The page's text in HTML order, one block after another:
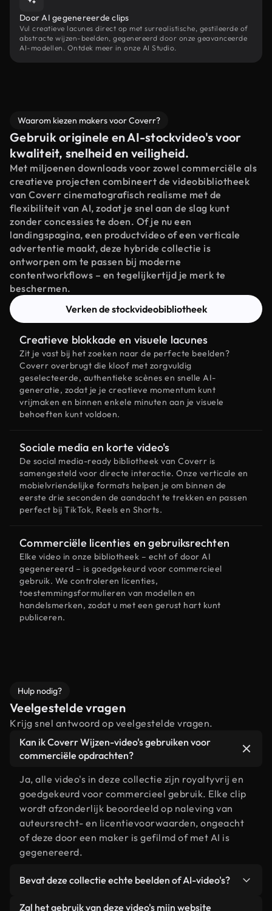
Door AI gegenereerde clips
Vul creatieve lacunes direct op met surrealistische, gestileerde of
abstracte wijzen-beelden, gegenereerd door onze geavanceerde
AI-modellen. Ontdek meer in onze AI Studio.
Waarom kiezen makers voor Coverr?
Gebruik originele en AI-stockvideo's voor
kwaliteit, snelheid en veiligheid.
Met miljoenen downloads voor zowel commerciële als
creatieve projecten combineert de videobibliotheek
van Coverr cinematografisch realisme met de
flexibiliteit van AI, zodat je snel aan de slag kunt
zonder concessies te doen. Of je nu een
landingspagina, een productvideo of een verticale
advertentie maakt, deze hybride collectie is
ontworpen om te passen bij moderne
contentworkflows – en tegelijkertijd je merk te
beschermen.
Verken de stockvideobibliotheek
Creatieve blokkade en visuele lacunes
Zit je vast bij het zoeken naar de perfecte beelden?
Coverr overbrugt die kloof met zorgvuldig
geselecteerde, authentieke scènes en snelle AI-
generatie, zodat je je creatieve momentum kunt
vrijmaken en binnen enkele minuten aan je visuele
behoeften kunt voldoen.
Sociale media en korte video's
De social media-ready bibliotheek van Coverr is
samengesteld voor directe interactie. Onze verticale en
mobielvriendelijke formats helpen je om binnen de
eerste drie seconden de aandacht te trekken en passen
perfect bij TikTok, Reels en Shorts.
Commerciële licenties en gebruiksrechten
Elke video in onze bibliotheek – echt of door AI
gegenereerd – is goedgekeurd voor commercieel
gebruik. We controleren licenties,
toestemmingsformulieren van modellen en
handelsmerken, zodat u met een gerust hart kunt
publiceren.
Hulp nodig?
Veelgestelde vragen
Krijg snel antwoord op veelgestelde vragen.
Kan ik Coverr Wijzen-video's gebruiken voor
commerciële opdrachten?
Ja, alle video's in deze collectie zijn royaltyvrij en
goedgekeurd voor commercieel gebruik. Elke clip
wordt afzonderlijk beoordeeld op naleving van
auteursrecht- en licentievoorwaarden, ongeacht
of deze door een maker is gefilmd of met AI is
gegenereerd.
Bevat deze collectie echte beelden of AI-video's?
Beide. Dit is een hybride bibliotheek die bestaat
Zal het gebruik van deze video's mijn website